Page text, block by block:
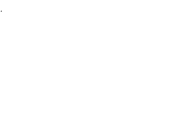
.